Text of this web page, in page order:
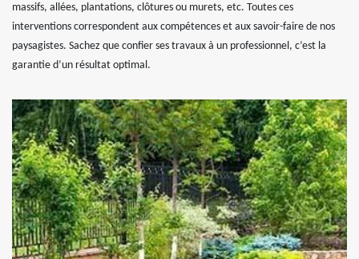
massifs, allées, plantations, clôtures ou murets, etc. Toutes ces
interventions correspondent aux compétences et aux savoir-faire de nos
paysagistes. Sachez que confier ses travaux à un professionnel, c’est la
garantie d’un résultat optimal.